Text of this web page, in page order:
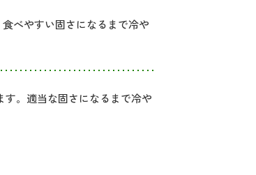
べやすい固さになるまで冷や
。適当な固さになるまで冷や